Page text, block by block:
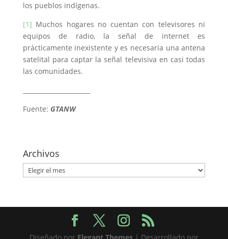
los pueblos indígenas.
[1] Muchos hogares no cuentan con televisores ni
equipos de radio, la señal de internet es
prácticamente inexistente y es necesaria una antena
satelital para captar la señal televisiva en casi todas
las comunidades.
Fuente: GTANW
Archivos
Archivos